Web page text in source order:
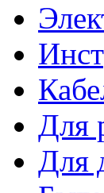
Для
Для